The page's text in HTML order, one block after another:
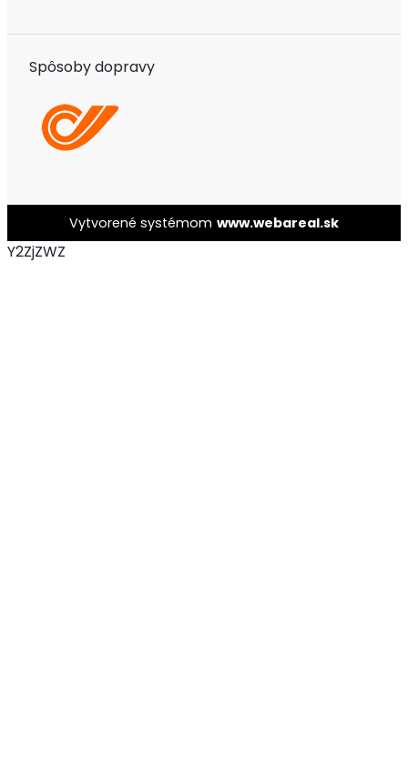
Spôsoby dopravy
Vytvorené systémom www.webareal.sk
Y2ZjZWZ